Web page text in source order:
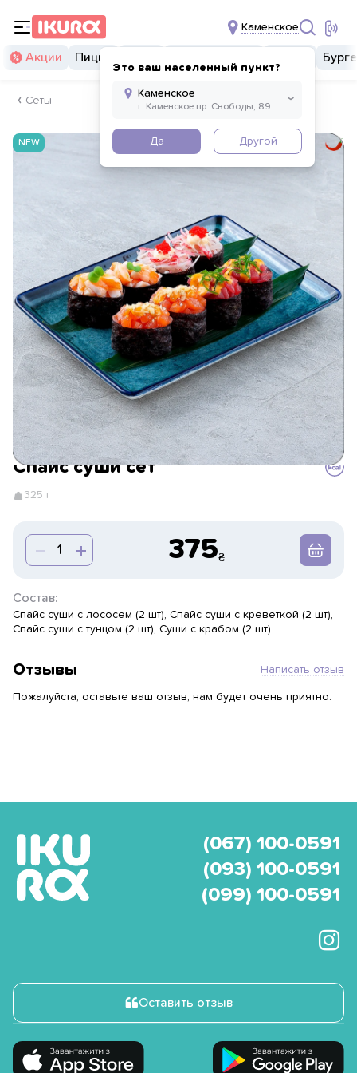
Каменское
Это ваш населенный пункт?
Да Другой
Акции Пицца
Сеты
NEW
Спайс суши сет
325 г
375
Состав:
Спайс суши с лососем (2 шт), Спайс суши с креветкой (2 шт),
Спайс суши с тунцом (2 шт), Суши с крабом (2 шт)
Отзывы Написать отзыв
Пожалуйста, оставьте ваш отзыв, нам будет очень приятно.
(067) 100-0591
(093) 100-0591
(099) 100-0591
Оставить отзыв